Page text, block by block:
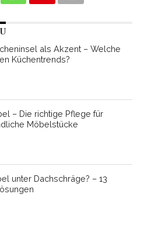
als Akzent – Welche
Küchentrends?
– Die richtige Pflege für
Möbelstücke
unter Dachschräge? – 13